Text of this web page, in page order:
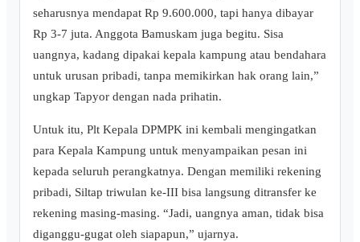
seharusnya mendapat Rp 9.600.000, tapi hanya dibayar
Rp 3-7 juta. Anggota Bamuskam juga begitu. Sisa
uangnya, kadang dipakai kepala kampung atau bendahara
untuk urusan pribadi, tanpa memikirkan hak orang lain,”
ungkap Tapyor dengan nada prihatin.
Untuk itu, Plt Kepala DPMPK ini kembali mengingatkan
para Kepala Kampung untuk menyampaikan pesan ini
kepada seluruh perangkatnya. Dengan memiliki rekening
pribadi, Siltap triwulan ke-III bisa langsung ditransfer ke
rekening masing-masing. “Jadi, uangnya aman, tidak bisa
diganggu-gugat oleh siapapun,” ujarnya.